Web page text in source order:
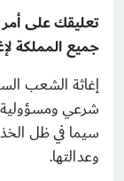
تعليقك على
جميع المملكة
إغاثة الشعب
شرعي ومسؤولية
سيما في ظل
وعدالتها.